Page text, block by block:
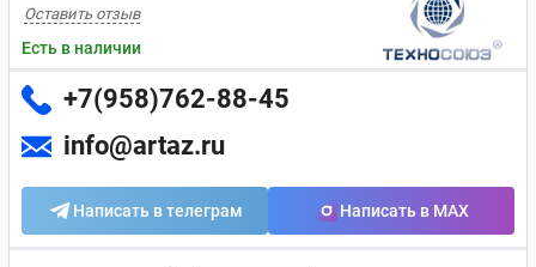
Оставить отзыв
Есть в наличии
+7(958)762-88-45
info@artaz.ru
Написать в телеграм Написать в MAX